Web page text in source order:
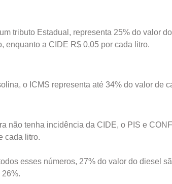
tributo Estadual, representa 25% do valor
enquanto a CIDE R$ 0,05 por cada litro.
o ICMS representa até 34% do valor de
não tenha incidência da CIDE, o PIS e
cada litro.
esses números, 27% do valor do diesel